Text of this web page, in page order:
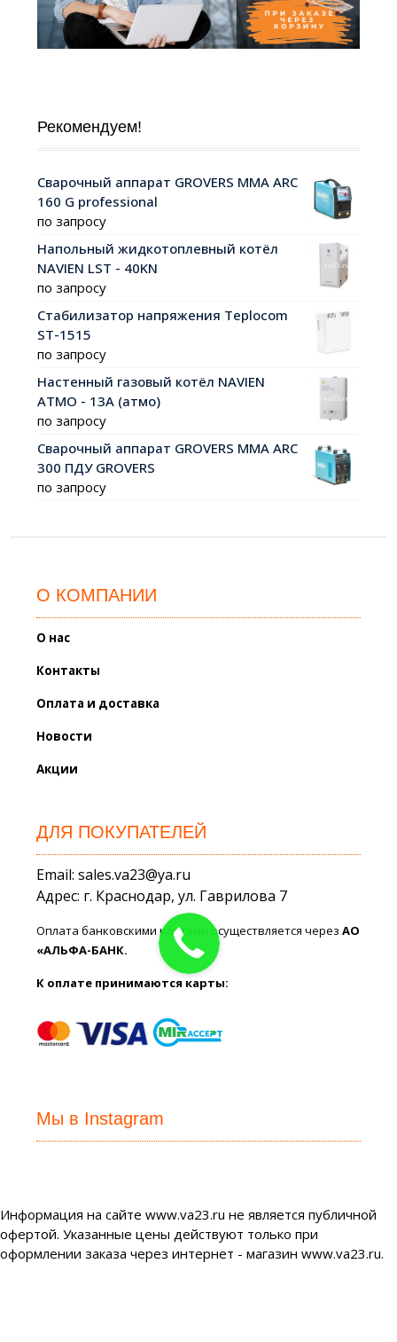
Рекомендуем!
Сварочный аппарат GROVERS MMA ARC
160 G professional
по запросу
Напольный жидкотоплевный котёл
NAVIEN LST - 40KN
по запросу
Стабилизатор напряжения Teplocom
ST-1515
по запросу
Настенный газовый котёл NAVIEN
АТМО - 13А (атмо)
по запросу
Сварочный аппарат GROVERS MMA ARC
300 ПДУ GROVERS
по запросу
О КОМПАНИИ
О нас
Контакты
Оплата и доставка
Новости
Акции
ДЛЯ ПОКУПАТЕЛЕЙ
Email: sales.va23@ya.ru
Адрес: г. Краснодар, ул. Гаврилова 7
Оплата банковскими картами осуществляется черезАО
«АЛЬФА-БАНК.
К оплате принимаются карты:
Мы в Instagram
Информация на сайте www.va23.ru не является публичной
офертой. Указанные цены действуют только при
оформлении заказа через интернет - магазин www.va23.ru.